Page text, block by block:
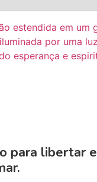
para libertar e